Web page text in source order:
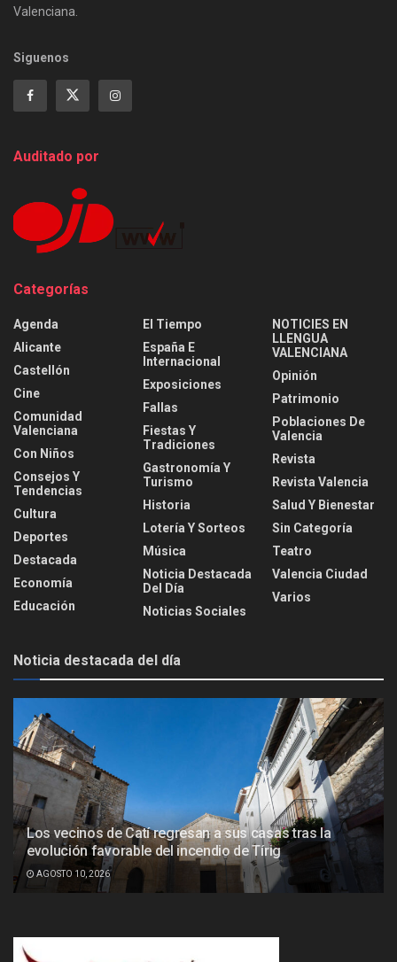
Valenciana.
Siguenos
Auditado por
Categorías
Agenda
Alicante
Castellón
Cine
Comunidad
Valenciana
Con Niños
Consejos Y
Tendencias
Cultura
Deportes
Destacada
Economía
Educación
El Tiempo
España E
Internacional
Exposiciones
Fallas
Fiestas Y
Tradiciones
Gastronomía Y
Turismo
Historia
Lotería Y Sorteos
Música
Noticia Destacada
Del Día
Noticias Sociales
NOTICIES EN
LLENGUA
VALENCIANA
Opinión
Patrimonio
Poblaciones De
Valencia
Revista
Revista Valencia
Salud Y Bienestar
Sin Categoría
Teatro
Valencia Ciudad
Varios
Noticia destacada del día
Los vecinos de Catí regresan a sus casas tras la
evolución favorable del incendio de Tírig
AGOSTO 10, 2026